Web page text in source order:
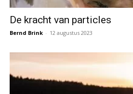
De kracht van particles
Bernd Brink - 12 augustus 2023